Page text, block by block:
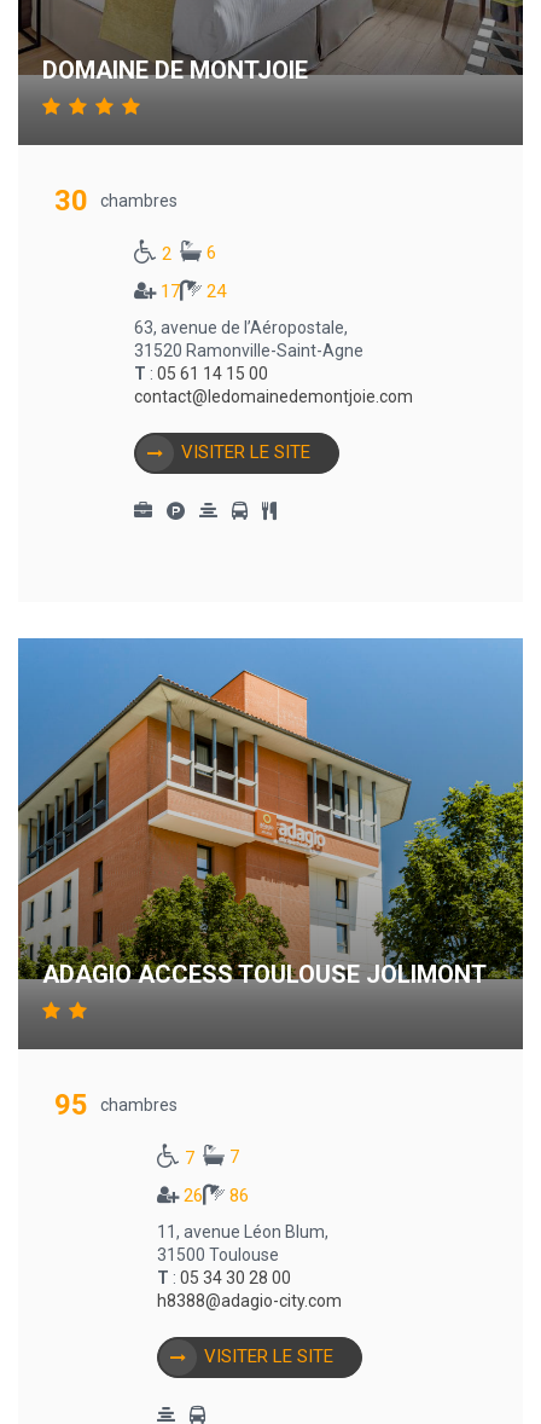
DOMAINE DE MONTJOIE
30 chambres
2
6
17
24
63, avenue de l’Aéropostale,
31520 Ramonville-Saint-Agne
T : 05 61 14 15 00
contact@ledomainedemontjoie.com
VISITER LE SITE
ADAGIO ACCESS TOULOUSE JOLIMONT
95 chambres
7
7
26
86
11, avenue Léon Blum,
31500 Toulouse
T : 05 34 30 28 00
h8388@adagio-city.com
VISITER LE SITE